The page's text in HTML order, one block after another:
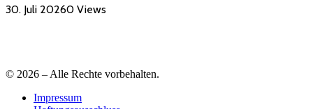
30. Juli 20260 Views
© 2026 – Alle Rechte vorbehalten.
Impressum